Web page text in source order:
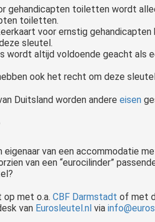
gehandicapten toiletten wordt
toiletten.
voor ernstig
sleutel.
wordt altijd voldoende geacht als
ook het recht om deze
Duitsland worden andere eisen
eigenaar van een accommodatie
van een “eurocilinder”
op met o.a. CBF Darmstadt of met
van Eurosleutel.nl via